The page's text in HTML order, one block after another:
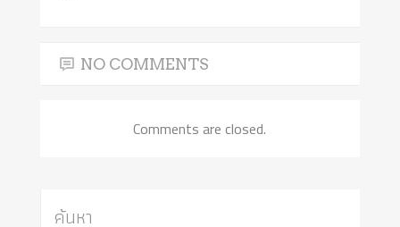
NO COMMENTS
Comments are closed.
ค้นหา